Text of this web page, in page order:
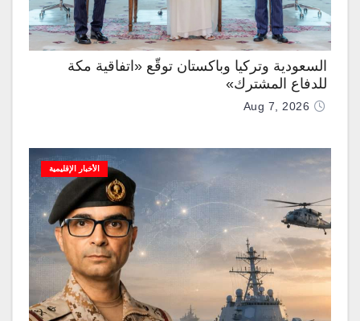
السعودية وتركيا وباكستان توقّع «اتفاقية مكة
للدفاع المشترك»
Aug 7, 2026
الأخبار الإقليمية